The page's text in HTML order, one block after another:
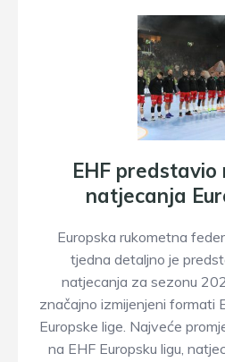
EHF predstavio
natjecanja
Europska rukometna
tjedna detaljno je
natjecanja za sezonu
značajno izmijenjeni formati
Europske lige. Najveće
na EHF Europsku ligu,